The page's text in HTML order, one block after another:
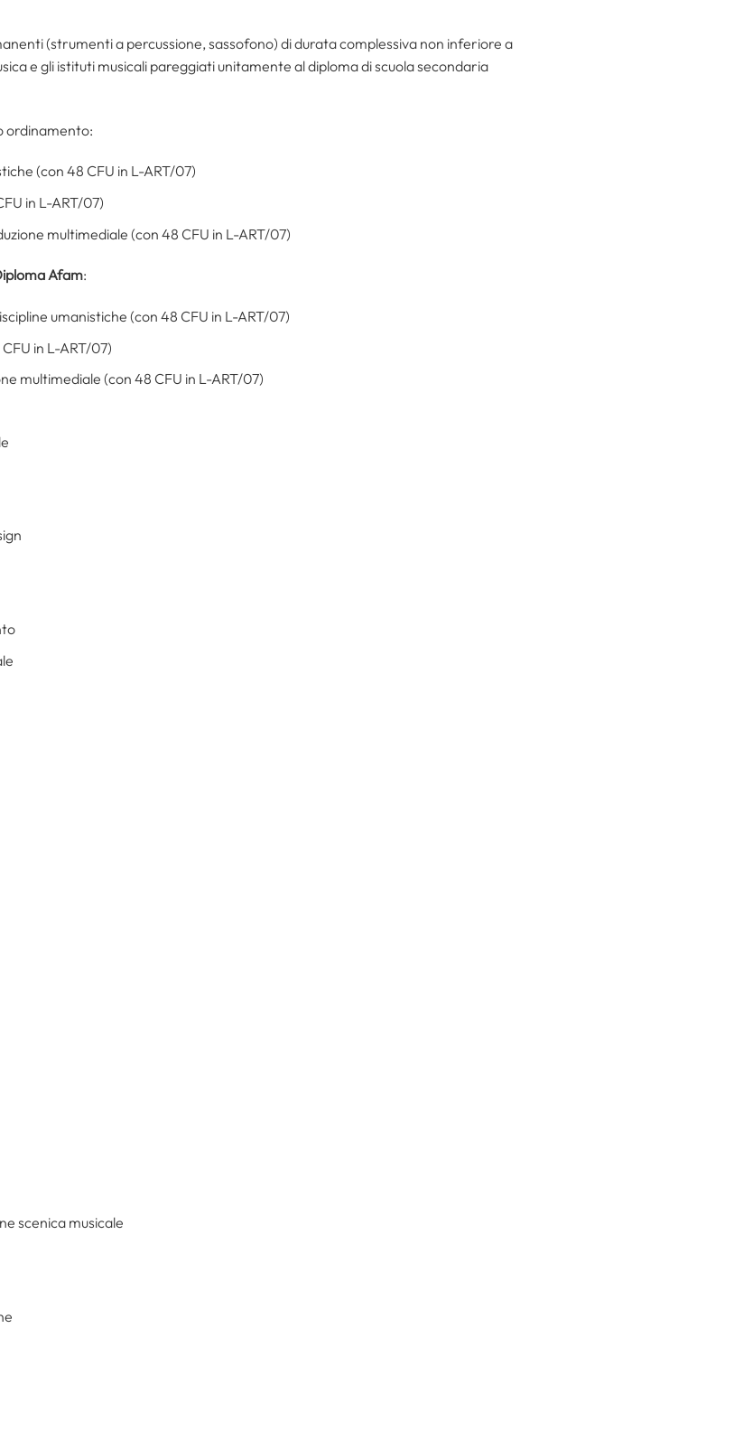
(strumenti a percussione, sassofono) di durata complessiva non inferiore a
e gli istituti musicali pareggiati unitamente al diploma di scuola secondaria
ordinamento:
(con 48 CFU in L-ART/07)
in L-ART/07)
multimediale (con 48 CFU in L-ART/07)
Afam:
umanistiche (con 48 CFU in L-ART/07)
in L-ART/07)
multimediale (con 48 CFU in L-ART/07)
scenica musicale